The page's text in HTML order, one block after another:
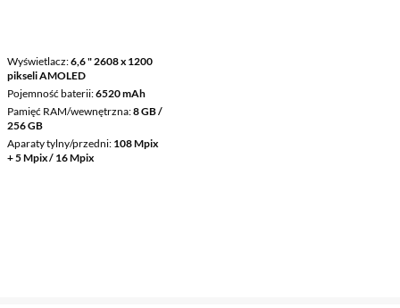
Wyświetlacz 6,6 " 2608 x 1200
pikseli AMOLED
Pojemność baterii 6520 mAh
Pamięć RAM/wewnętrzna 8 GB /
256 GB
Aparaty tylny/przedni 108 Mpix
+ 5 Mpix / 16 Mpix